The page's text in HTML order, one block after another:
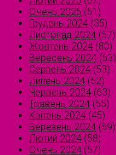
Січень 2025 (51)
Грудень 2024 (35)
Листопад 2024 (57)
Жовтень 2024 (80)
Вересень 2024 (53)
Серпень 2024 (53)
Липень 2024 (52)
Червень 2024 (63)
Травень 2024 (55)
Квітень 2024 (45)
Березень 2024 (59)
Лютий 2024 (58)
Січень 2024 (57)